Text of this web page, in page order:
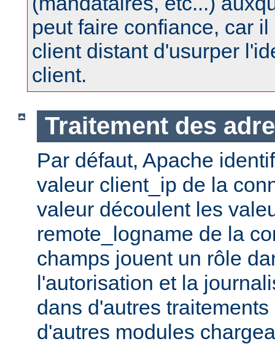
peut faire confiance, car
client distant d'usurper
client.
Traitement des
Par défaut, Apache
valeur client_ip de la
valeur découlent les
remote_logname de la
champs jouent un rôle
l'autorisation et la
dans d'autres
d'autres modules